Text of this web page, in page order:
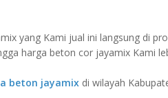
yang Kami jual ini langsung di
harga beton cor jayamix Kami
beton jayamixdi wilayah